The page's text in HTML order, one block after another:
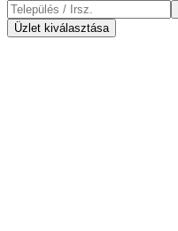
Üzlet kiválasztása